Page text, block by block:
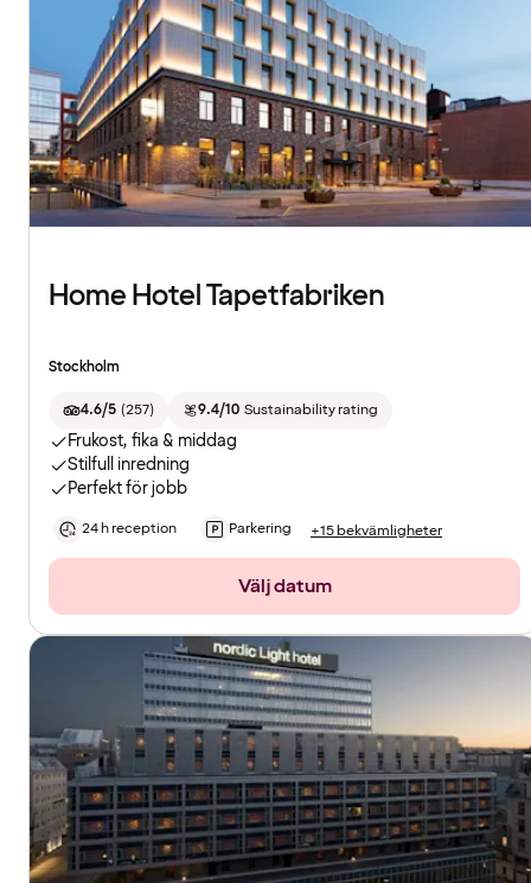
Home Hotel Tapetfabriken
Stockholm
4.6/5 (257) 9.4/10 Sustainability rating
Frukost, fika & middag
Stilfull inredning
Perfekt för jobb
24 h reception Parkering +15 bekvämligheter
Välj datum